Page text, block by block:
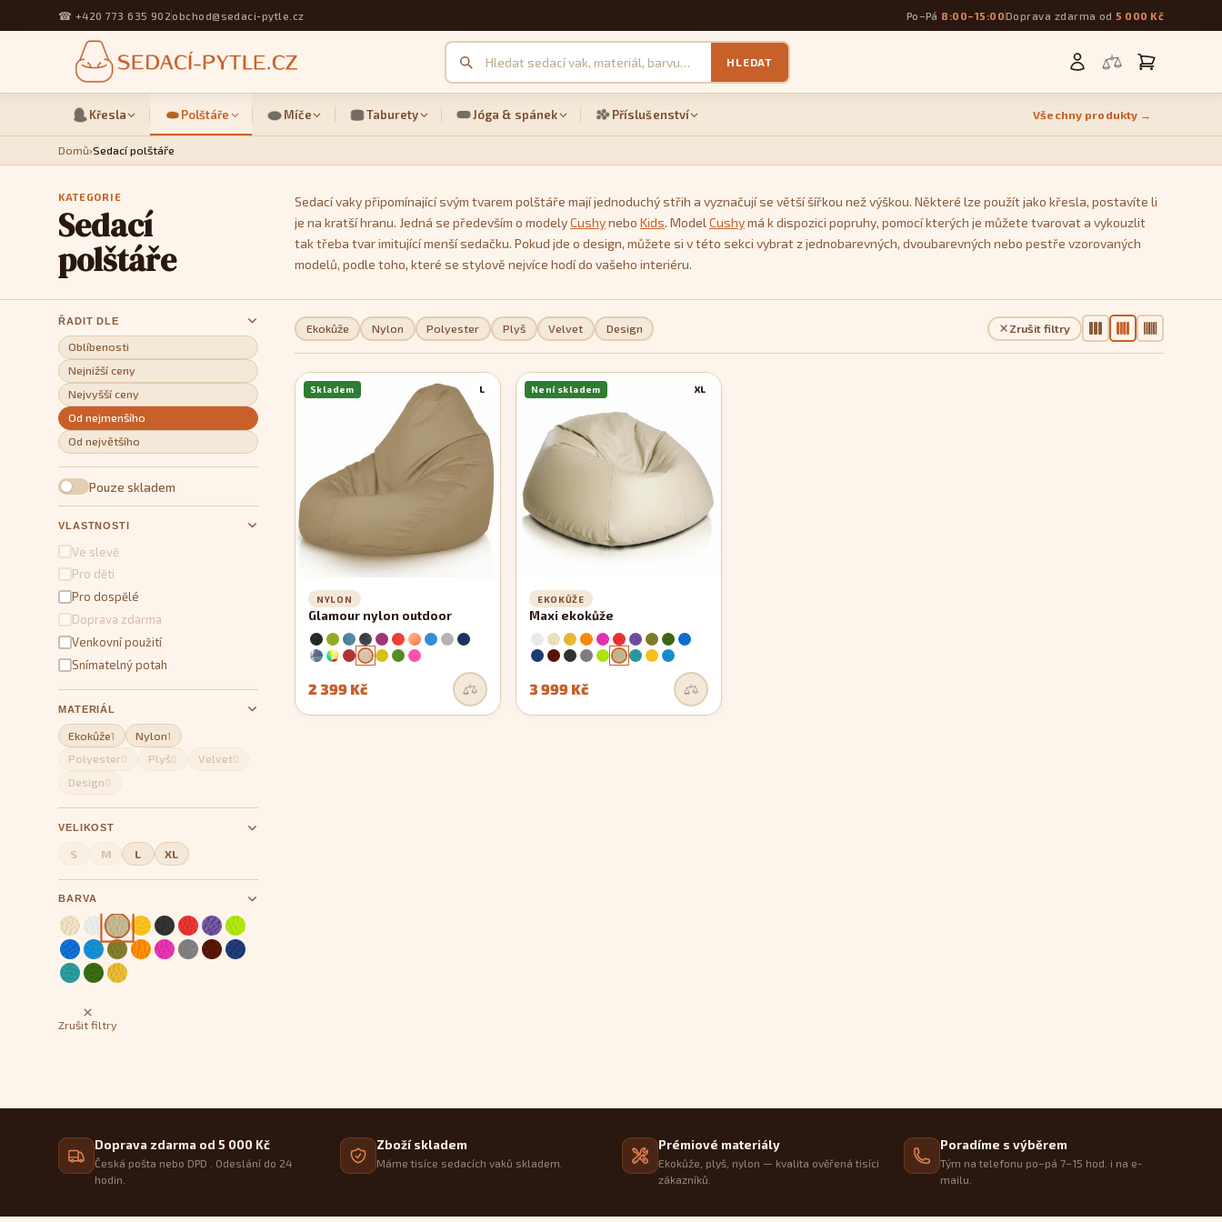
☎ +420 773 635 902 obchod@sedaci-pytle.cz Po–Pá 8:00–15:00Doprava zdarma od 5 000 Kč
HLEDAT
Křesla Polštáře Míče Taburety Jóga & spánek Příslušenství Všechny produkty →
Domů›Sedací polštáře
KATEGORIE
Sedací
polštáře
Sedací vaky připomínající svým tvarem polštáře mají jednoduchý střih a vyznačují se větší šířkou než výškou. Některé lze použít jako křesla, postavíte li
je na kratší hranu. Jedná se především o modelyCushynebo Kids. Model Cushymá k dispozici popruhy, pomocí kterých je můžete tvarovat a vykouzlit
tak třeba tvar imitující menší sedačku. Pokud jde o design, můžete si v této sekci vybrat z jednobarevných, dvoubarevných nebo pestře vzorovaných
modelů, podle toho, které se stylově nejvíce hodí do vašeho interiéru.
ŘADIT DLE
Oblíbenosti
Nejnižší ceny
Nejvyšší ceny
Od nejmenšího
Od největšího
Pouze skladem
VLASTNOSTI
Ve slevě
Pro děti
Pro dospělé
Doprava zdarma
Venkovní použití
Snímatelný potah
MATERIÁL
Ekokůže1 Nylon1
Polyester0 Plyš0 Velvet0
Design0
VELIKOST
S M L XL
BARVA
Zrušit filtry
Ekokůže Nylon Polyester Plyš Velvet Design Zrušit filtry
L
Skladem
NYLON
Glamour nylon outdoor
2 399 Kč
XL
Není skladem
EKOKŮŽE
Maxi ekokůže
3 999 Kč
Doprava zdarma od 5 000 Kč
Česká pošta nebo DPD . Odeslání do 24
hodin.
Zboží skladem
Máme tisíce sedacích vaků skladem.
Prémiové materiály
Ekokůže, plyš, nylon — kvalita ověřená tisíci
zákazníků.
Poradíme s výběrem
Tým na telefonu po–pá 7–15 hod. i na e-
mailu.